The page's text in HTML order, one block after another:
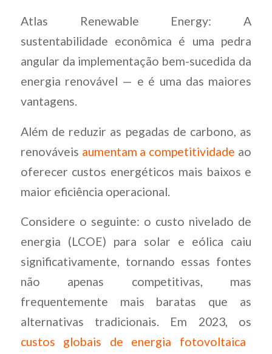
Atlas Renewable Energy: A
sustentabilidade econômica é uma pedra
angular da implementação bem-sucedida da
energia renovável — e é uma das maiores
vantagens.
Além de reduzir as pegadas de carbono, as
renováveis aumentam a competitividade ao
oferecer custos energéticos mais baixos e
maior eficiência operacional.
Considere o seguinte: o custo nivelado de
energia (LCOE) para solar e eólica caiu
significativamente, tornando essas fontes
não apenas competitivas, mas
frequentemente mais baratas que as
alternativas tradicionais. Em 2023, os
custos globais de energia fotovoltaica